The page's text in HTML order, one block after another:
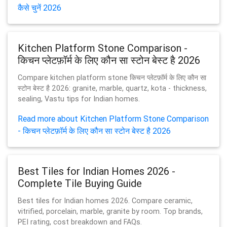
कैसे चुनें 2026
Kitchen Platform Stone Comparison -
किचन प्लेटफ़ॉर्म के लिए कौन सा स्टोन बेस्ट है 2026
Compare kitchen platform stone किचन प्लेटफ़ॉर्म के लिए कौन सा
स्टोन बेस्ट है 2026: granite, marble, quartz, kota - thickness,
sealing, Vastu tips for Indian homes.
Read more about Kitchen Platform Stone Comparison
- किचन प्लेटफ़ॉर्म के लिए कौन सा स्टोन बेस्ट है 2026
Best Tiles for Indian Homes 2026 -
Complete Tile Buying Guide
Best tiles for Indian homes 2026. Compare ceramic,
vitrified, porcelain, marble, granite by room. Top brands,
PEI rating, cost breakdown and FAQs.